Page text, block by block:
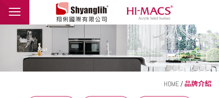
翔俐國際有限公司
品牌介紹
最新消息
HOME/ 品牌介紹